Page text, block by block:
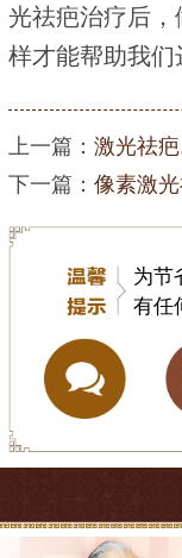
光祛疤治疗后
样才能帮助我们
上一篇： 激光祛
下一篇： 像素激
为节
有任